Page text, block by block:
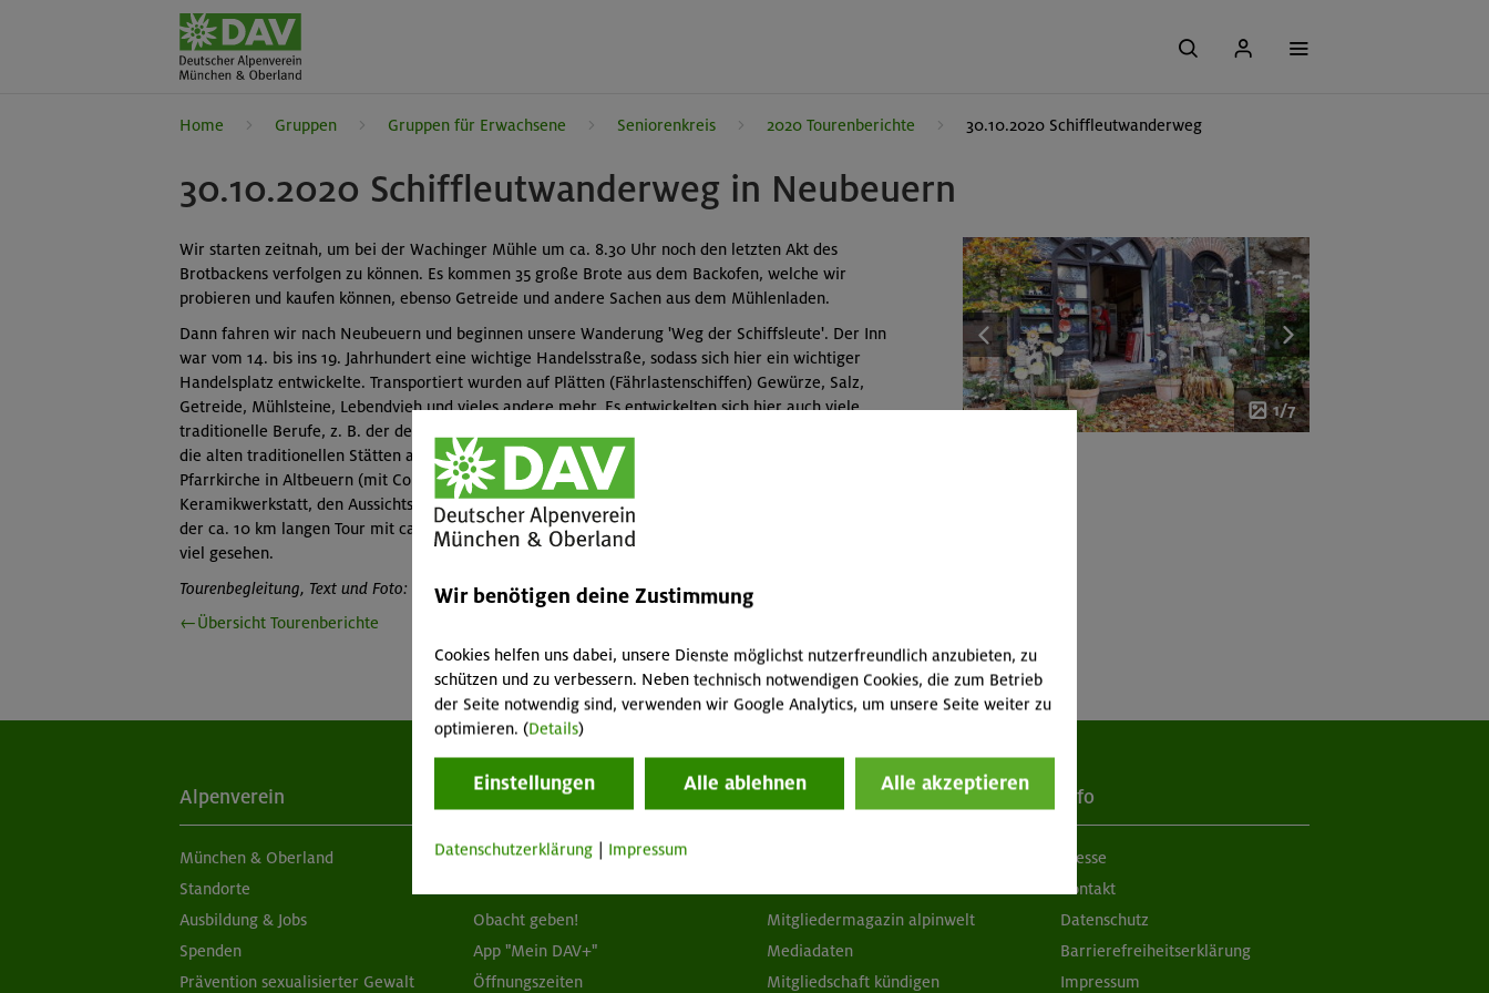
Home Gruppen Gruppen für Erwachsene Seniorenkreis 2020 Tourenberichte 30.10.2020 Schiffleutwanderweg
30.10.2020 Schiffleutwanderweg in Neubeuern
Wir starten zeitnah, um bei der Wachinger Mühle um ca. 8.30 Uhr noch den letzten Akt des
Brotbackens verfolgen zu können. Es kommen 35 große Brote aus dem Backofen, welche wir
probieren und kaufen können, ebenso Getreide und andere Sachen aus dem Mühlenladen.
Dann fahren wir nach Neubeuern und beginnen unsere Wanderung 'Weg der Schiffsleute'. Der Inn
war vom 14. bis ins 19. Jahrhundert eine wichtige Handelsstraße, sodass sich hier ein wichtiger
Handelsplatz entwickelte. Transportiert wurden auf Plätten (Fährlastenschiffen) Gewürze, Salz,
Getreide, Mühlsteine, Lebendvieh und vieles andere mehr. Es entwickelten sich hier auch viele
traditionelle Berufe, z. B. der des Schoppers (Schiffbaumeisters). Auf unserem Rundgang suchen wir
die alten traditionellen Stätten auf, wie den Mühlsteinbruch, den Steinbruch im Eckbichl, die
Pfarrkirche in Altbeuern (mit Coronaschiffchen), den Plättenstadel, die Wolfsschlucht, eine
Keramikwerkstatt, den Aussichtspunkt Haschlberg (direkt am Schloss), den Marktplatz usw. Am Ende
der ca. 10 km langen Tour mit ca. 150 Hm kehren wir noch in einem schnuckeligen Café ein und haben
viel gesehen.
Tourenbegleitung, Text und Foto: Irene Neumeier
←Übersicht Tourenberichte
1/7
Alpenverein
München & Oberland
Standorte
Ausbildung & Jobs
Spenden
Prävention sexualisierter Gewalt
Aktuelles
Newsletter
Obacht geben!
App "Mein DAV+"
Öffnungszeiten
Services
Mitgliedermagazin alpinwelt
Mediadaten
Mitgliedschaft kündigen
Info
Presse
Kontakt
Datenschutz
Barrierefreiheitserklärung
Impressum
Wir benötigen deine Zustimmung
Cookies helfen uns dabei, unsere Dienste möglichst nutzerfreundlich anzubieten, zu
schützen und zu verbessern. Neben technisch notwendigen Cookies, die zum Betrieb
der Seite notwendig sind, verwenden wir Google Analytics, um unsere Seite weiter zu
optimieren. (Details)
Einstellungen Alle ablehnen Alle akzeptieren
Datenschutzerklärung | Impressum